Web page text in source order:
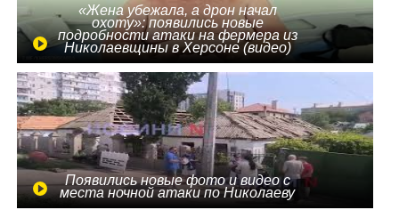
«Жена убежала, а дрон начал
охоту»: появились новые
подробности атаки на фермера из
Николаевщины в Херсоне (видео)
Появились новые фото и видео с
места ночной атаки по Николаеву